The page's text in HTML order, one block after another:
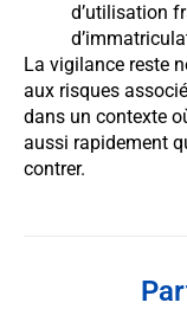
d’utilisation
La vigilance reste
aux risques
dans un contexte
aussi rapidement
contrer.